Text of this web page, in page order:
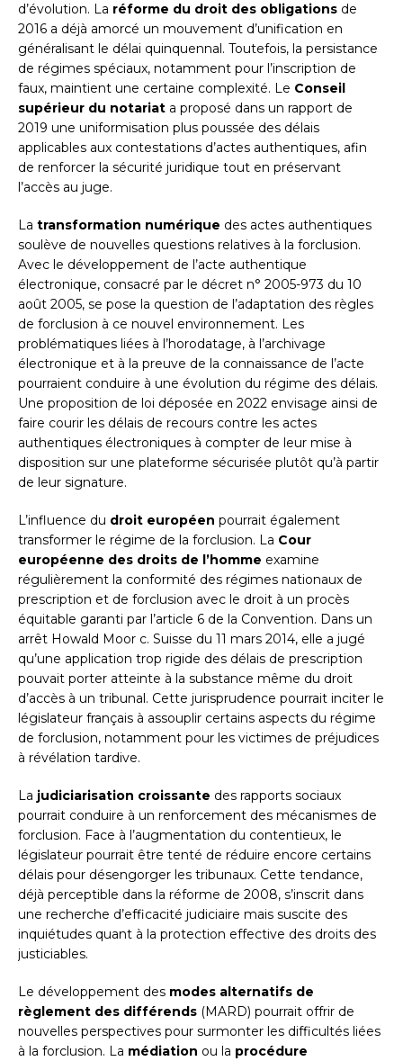
d’évolution. La réforme du droit des obligations de
2016 a déjà amorcé un mouvement d’unification en
généralisant le délai quinquennal. Toutefois, la persistance
de régimes spéciaux, notamment pour l’inscription de
faux, maintient une certaine complexité. Le Conseil
supérieur du notariat a proposé dans un rapport de
2019 une uniformisation plus poussée des délais
applicables aux contestations d’actes authentiques, afin
de renforcer la sécurité juridique tout en préservant
l’accès au juge.
La transformation numérique des actes authentiques
soulève de nouvelles questions relatives à la forclusion.
Avec le développement de l’acte authentique
électronique, consacré par le décret n° 2005-973 du 10
août 2005, se pose la question de l’adaptation des règles
de forclusion à ce nouvel environnement. Les
problématiques liées à l’horodatage, à l’archivage
électronique et à la preuve de la connaissance de l’acte
pourraient conduire à une évolution du régime des délais.
Une proposition de loi déposée en 2022 envisage ainsi de
faire courir les délais de recours contre les actes
authentiques électroniques à compter de leur mise à
disposition sur une plateforme sécurisée plutôt qu’à partir
de leur signature.
L’influence du droit européen pourrait également
transformer le régime de la forclusion. La Cour
européenne des droits de l’homme examine
régulièrement la conformité des régimes nationaux de
prescription et de forclusion avec le droit à un procès
équitable garanti par l’article 6 de la Convention. Dans un
arrêt Howald Moor c. Suisse du 11 mars 2014, elle a jugé
qu’une application trop rigide des délais de prescription
pouvait porter atteinte à la substance même du droit
d’accès à un tribunal. Cette jurisprudence pourrait inciter le
législateur français à assouplir certains aspects du régime
de forclusion, notamment pour les victimes de préjudices
à révélation tardive.
La judiciarisation croissante des rapports sociaux
pourrait conduire à un renforcement des mécanismes de
forclusion. Face à l’augmentation du contentieux, le
législateur pourrait être tenté de réduire encore certains
délais pour désengorger les tribunaux. Cette tendance,
déjà perceptible dans la réforme de 2008, s’inscrit dans
une recherche d’efficacité judiciaire mais suscite des
inquiétudes quant à la protection effective des droits des
justiciables.
Le développement des modes alternatifs de
règlement des différends (MARD) pourrait offrir de
nouvelles perspectives pour surmonter les difficultés liées
à la forclusion. La médiation ou la procédure